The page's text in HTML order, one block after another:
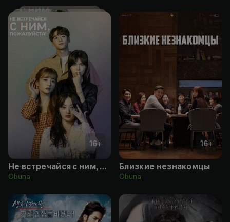
16+
Не встречайся с ним, пожалуйста!
Obuna
16+
Близкие незнакомцы
Obuna